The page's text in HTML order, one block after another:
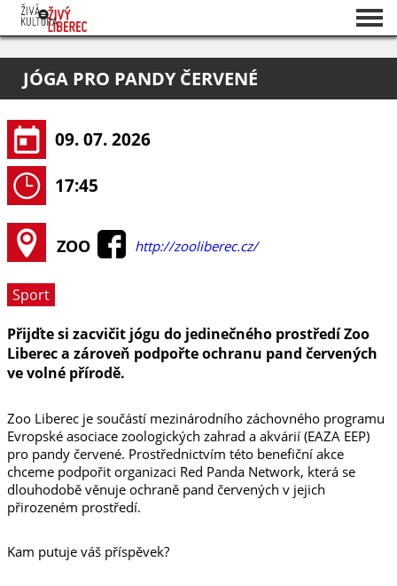
O projektu
Pořadatelé
JÓGA PRO PANDY ČERVENÉ
09. 07. 2026
17:45
ZOO http://zooliberec.cz/
Sport
Přijďte si zacvičit jógu do jedinečného prostředí Zoo
Liberec a zároveň podpořte ochranu pand červených
ve volné přírodě.
Zoo Liberec je součástí mezinárodního záchovného programu
Evropské asociace zoologických zahrad a akvárií (EAZA EEP)
pro pandy červené. Prostřednictvím této benefiční akce
chceme podpořit organizaci Red Panda Network, která se
dlouhodobě věnuje ochraně pand červených v jejich
přirozeném prostředí.
Kam putuje váš příspěvek?